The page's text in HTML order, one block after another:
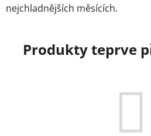
nejchladnějších měsících.
Produkty teprve